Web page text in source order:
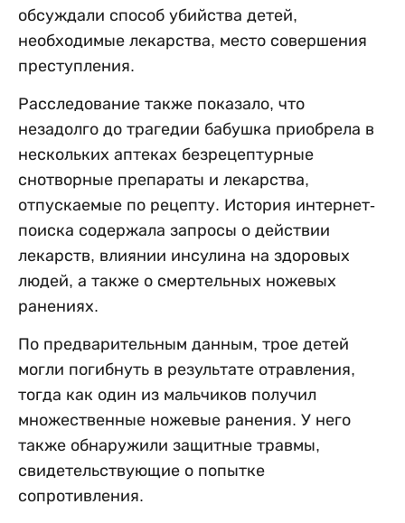
обсуждали способ убийства детей,
необходимые лекарства, место совершения
преступления.
Расследование также показало, что
незадолго до трагедии бабушка приобрела в
нескольких аптеках безрецептурные
снотворные препараты и лекарства,
отпускаемые по рецепту. История интернет-
поиска содержала запросы о действии
лекарств, влиянии инсулина на здоровых
людей, а также о смертельных ножевых
ранениях.
По предварительным данным, трое детей
могли погибнуть в результате отравления,
тогда как один из мальчиков получил
множественные ножевые ранения. У него
также обнаружили защитные травмы,
свидетельствующие о попытке
сопротивления.